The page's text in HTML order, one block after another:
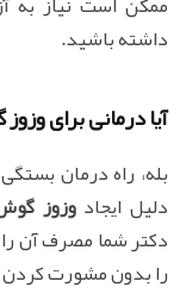
داشته باشید.
آیا درمانی برای
بله، راه درمان
دلیل ایجادوزوز
دکتر شما مصرف آن را
را بدون مشورت